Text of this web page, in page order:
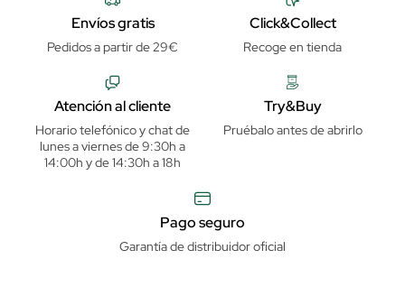
Envíos gratis
Pedidos a partir de 29€
Click&Collect
Recoge en tienda
Atención al cliente
Horario telefónico y chat de
lunes a viernes de 9:30h a
14:00h y de 14:30h a 18h
Try&Buy
Pruébalo antes de abrirlo
Pago seguro
Garantía de distribuidor oficial